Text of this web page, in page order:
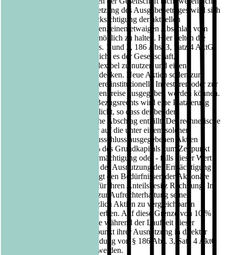
unterschreitet. Bei der Festsetzung des Ausgabebetrages wird sich
die Verwaltung, unter Berücksichtigung der aktuellen
Marktgegebenheiten bemühen, einen etwaigen Abschlag vom
Börsenpreis so niedrig wie möglich zu halten. Hier gelten die
Vorschriften der §§ 203, Abs. 1 und 2, 186 Abs. 3, Satz 4 AktG.
Diese Ermächtigung ermöglicht es der Gesellschaft,
Marktchancen schnell und flexibel zu nutzen und einen
Kapitalbedarf kurzfristig zu decken. Neue Aktien sollen zum
Beispiel an einen oder mehrere institutionelle Investoren oder zur
Erschließung neuer Investorenkreise ausgegeben werden können.
Durch den Ausschluss des Bezugsrechts wird eine Platzierung
nahe am Börsenpreis ermöglicht, so dass der bei der
Bezugsrechtsemission übliche Abschlag entfällt. Der rechnerische
Anteil am Grundkapital, der auf die unter einem solchen
erleichterten Bezugsrechtsausschluss ausgegebenen Aktien
entfällt, darf insgesamt 10 % des Grundkapitals zum Zeitpunkt
des Wirksamwerdens der Ermächtigung oder - falls dieser Wert
geringer ist - zum Zeitpunkt der Ausnutzung der Ermächtigung
nicht überschreiten. Dies trägt den Bedürfnissen der Aktionäre
nach Verwässerungsschutz für ihren Anteilsbesitz Rechnung. Im
Übrigen kann der Aktionär zur Aufrechterhaltung seiner
Beteiligungsquote grundsätzlich Aktien zu vergleichbaren
Bedingungen am Markt erwerben. Auf diese Grenze von 10 %
sind Aktien anzurechnen, die während der Laufzeit dieser
Ermächtigung bis zum Zeitpunkt ihrer Ausnutzung in direkter
oder entsprechender Anwendung von § 186 Abs. 3, Satz 4 AktG
ausgegeben oder veräußert werden.